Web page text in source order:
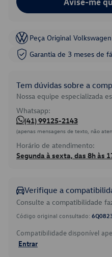
Peça Original Volkswagen
Garantia de 3 meses de
Tem dúvidas sobre a
Nossa equipe especializada
Whatsapp:
(41) 99125-2143
(apenas mensagens de texto, não
Horário de atendimento:
Segunda à sexta, das 8h às
Verifique a
Consulte a compatibilidade
Código original consultado:
Compatibilidade disponível
Entrar